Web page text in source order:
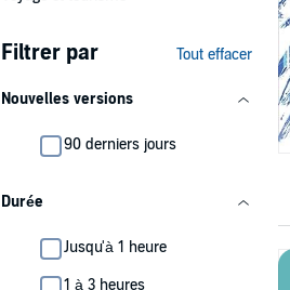
Filtrer par Tout effacer
Nouvelles versions
90 derniers jours
Durée
Jusqu'à 1 heure
1 à 3 heures